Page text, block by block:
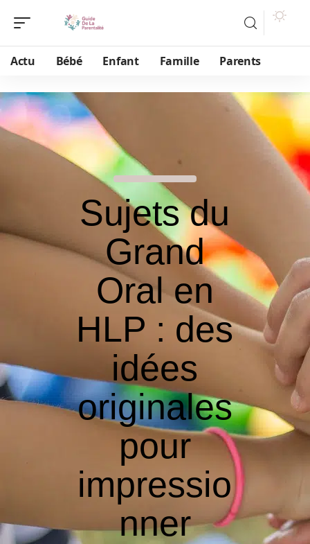
Actu Bébé Enfant Famille Parents
Sujets du
Grand
Oral en
HLP : des
idées
originales
pour
impressio
nner